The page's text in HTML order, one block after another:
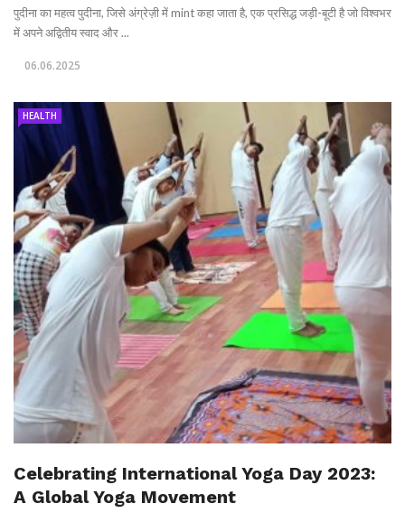
पुदीना का महत्व पुदीना, जिसे अंग्रेज़ी में mint कहा जाता है, एक प्रसिद्ध जड़ी-बूटी है जो विश्वभर
में अपने अद्वितीय स्वाद और ...
06.06.2025
HEALTH
Celebrating International Yoga Day 2023:
A Global Yoga Movement